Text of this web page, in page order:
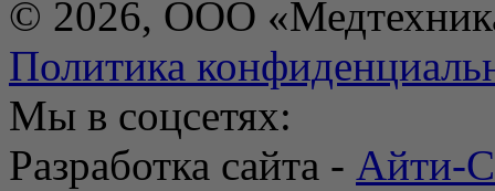
© 2026, ООО
Политика
Мы в соцсетях:
Разработка сайта - Айти-